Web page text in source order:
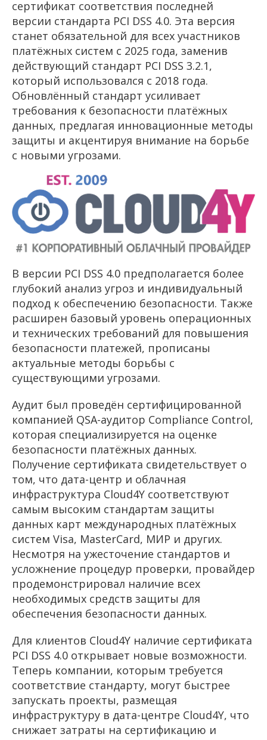
сертификат соответствия последней
версии стандарта PCI DSS 4.0. Эта версия
станет обязательной для всех участников
платёжных систем с 2025 года, заменив
действующий стандарт PCI DSS 3.2.1,
который использовался с 2018 года.
Обновлённый стандарт усиливает
требования к безопасности платёжных
данных, предлагая инновационные методы
защиты и акцентируя внимание на борьбе
с новыми угрозами.
В версии PCI DSS 4.0 предполагается более
глубокий анализ угроз и индивидуальный
подход к обеспечению безопасности. Также
расширен базовый уровень операционных
и технических требований для повышения
безопасности платежей, прописаны
актуальные методы борьбы с
существующими угрозами.
Аудит был проведён сертифицированной
компанией QSA-аудитор Compliance Control,
которая специализируется на оценке
безопасности платёжных данных.
Получение сертификата свидетельствует о
том, что дата-центр и облачная
инфраструктура Cloud4Y соответствуют
самым высоким стандартам защиты
данных карт международных платёжных
систем Visa, MasterCard, МИР и других.
Несмотря на ужесточение стандартов и
усложнение процедур проверки, провайдер
продемонстрировал наличие всех
необходимых средств защиты для
обеспечения безопасности данных.
Для клиентов Cloud4Y наличие сертификата
PCI DSS 4.0 открывает новые возможности.
Теперь компании, которым требуется
соответствие стандарту, могут быстрее
запускать проекты, размещая
инфраструктуру в дата-центре Cloud4Y, что
снижает затраты на сертификацию и